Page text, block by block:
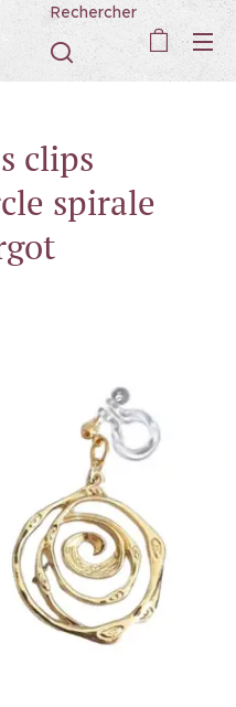
Rechercher
clips
spirale